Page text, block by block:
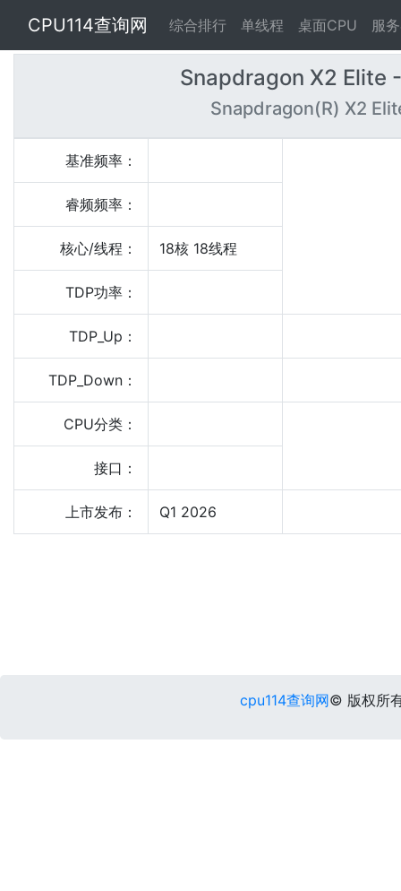
CPU114查询网 综合排行 单线程 桌面CPU 服
Snapdragon X2 Elite
Snapdragon(R) X2
基准频率：
睿频频率：
核心/线程： 18核 18线程
TDP功率：
TDP_Up：
TDP_Down：
CPU分类：
接口：
上市发布： Q1 2026
cpu114查询网© 版权所